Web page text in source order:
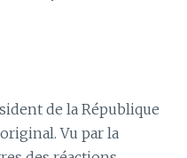
de la République
Vu par la